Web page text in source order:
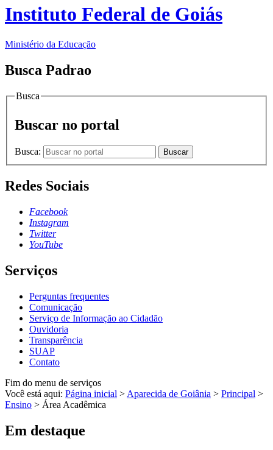
Instituto Federal de Goiás
Ministério da Educação
Busca Padrao
Busca
Buscar no portal
Busca: Buscar
Redes Sociais
Facebook
Instagram
Twitter
YouTube
Serviços
Perguntas frequentes
Comunicação
Serviço de Informação ao Cidadão
Ouvidoria
Transparência
SUAP
Contato
Fim do menu de serviços
Você está aqui: Página inicial > Aparecida de Goiânia > Principal >
Ensino > Área Acadêmica
Em destaque